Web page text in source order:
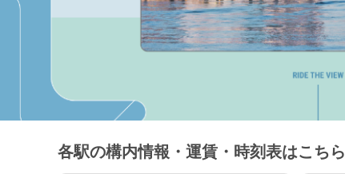
各駅の構内情報・運賃・時刻表はこちら